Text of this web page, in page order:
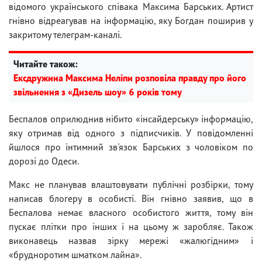
відомого українського співака Максима Барських. Артист
гнівно відреагував на інформацію, яку Богдан поширив у
закритому телеграм-каналі.
Читайте також:
Ексдружина Максима Неліпи розповіла правду про його
звільнення з «Дизель шоу» 6 років тому
Беспалов оприлюднив нібито «інсайдерську» інформацію,
яку отримав від одного з підписчиків. У повідомленні
йшлося про інтимний зв'язок Барських з чоловіком по
дорозі до Одеси.
Макс не планував влаштовувати публічні розбірки, тому
написав блогеру в особисті. Він гнівно заявив, що в
Беспалова немає власного особистого життя, тому він
пускає плітки про інших і на цьому ж заробляє. Також
виконавець назвав зірку мережі «жалюгідним» і
«брудноротим шматком лайна».